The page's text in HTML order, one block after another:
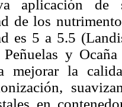
aplicación
de los
es 5 a 5.5
Peñuelas y
mejorar la